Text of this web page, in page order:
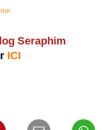
Seraphim
ICI